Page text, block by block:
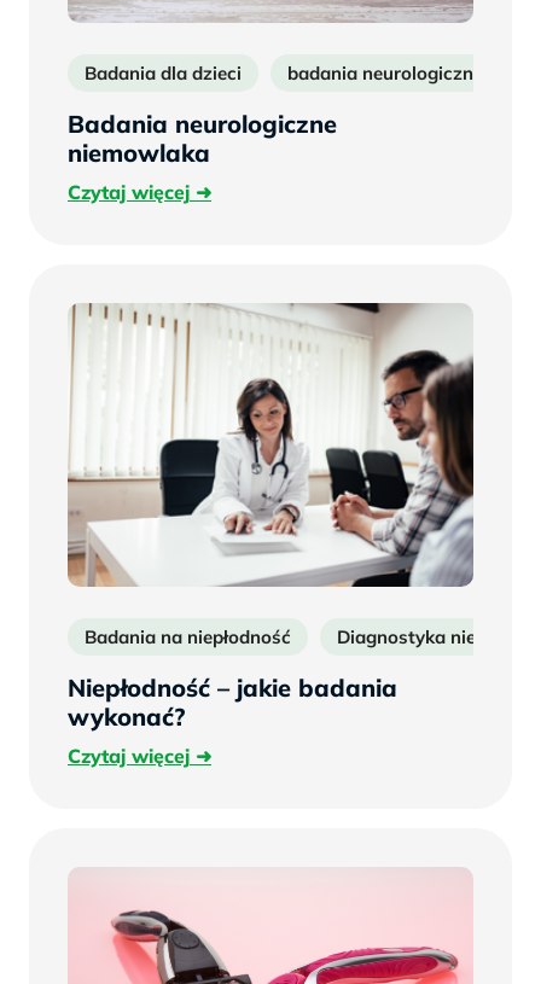
Badania dla dzieci badania neurologiczne
Badania neurologiczne
niemowlaka
Czytaj więcejCzytaj
Badania na niepłodność Diagnostyka
Niepłodność – jakie badania
wykonać?
Czytaj więcejCzytaj